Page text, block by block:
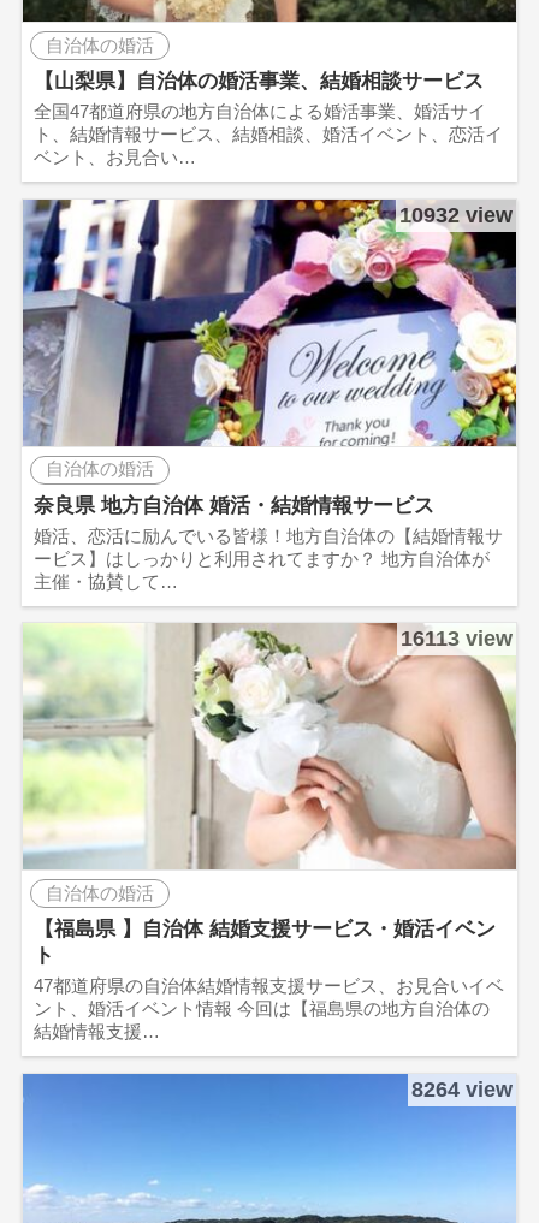
自治体の婚活
【山梨県】自治体の婚活事業、結婚相談サービス
全国47都道府県の地方自治体による婚活事業、婚活サイ
ト、結婚情報サービス、結婚相談、婚活イベント、恋活イ
ベント、お見合い…
10932 view
自治体の婚活
奈良県 地方自治体 婚活・結婚情報サービス
婚活、恋活に励んでいる皆様！地方自治体の【結婚情報サ
ービス】はしっかりと利用されてますか？ 地方自治体が
主催・協賛して…
16113 view
自治体の婚活
【福島県 】自治体 結婚支援サービス・婚活イベン
ト
47都道府県の自治体結婚情報支援サービス、お見合いイベ
ント、婚活イベント情報 今回は【福島県の地方自治体の
結婚情報支援…
8264 view